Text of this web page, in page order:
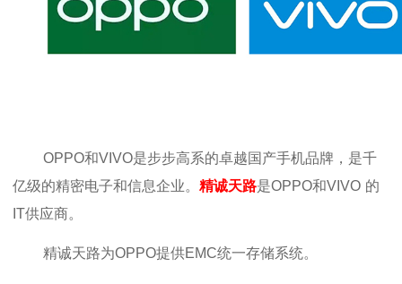
OPPO和VIVO是步步高系的卓越国产手机品牌，是千
亿级的精密电子和信息企业。 精诚天路是OPPO和VIVO 的
IT供应商。
精诚天路为OPPO提供EMC统一存储系统。